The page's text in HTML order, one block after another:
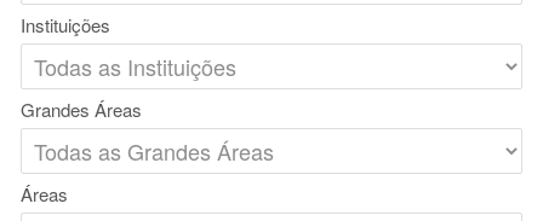
Instituições
Grandes Áreas
Áreas